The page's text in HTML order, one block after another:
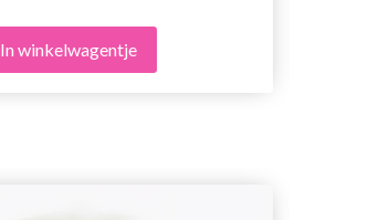
In winkelwagentje